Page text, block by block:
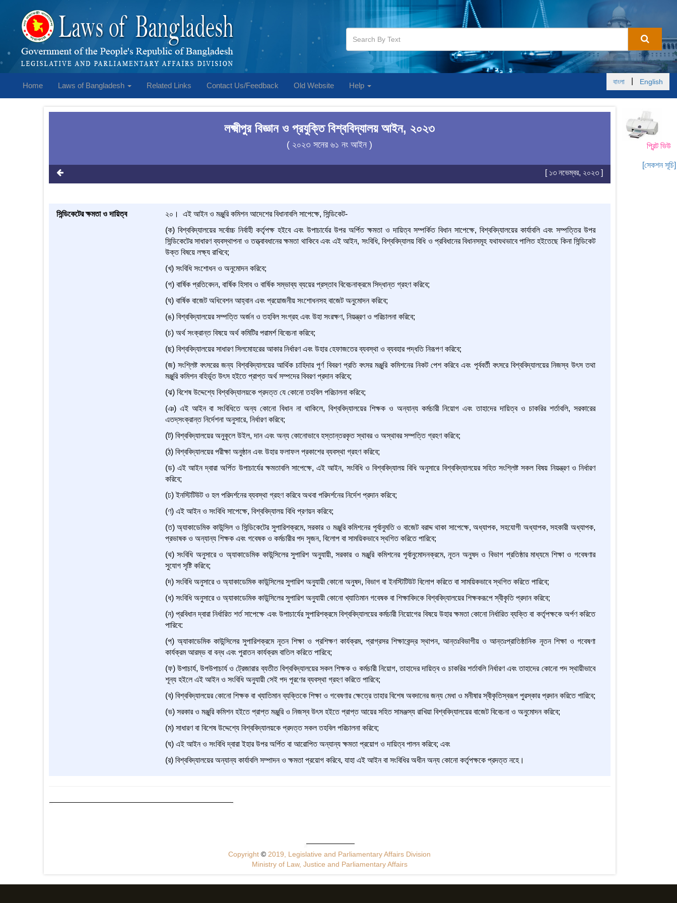
Home Laws of Bangladesh Related Links Contact Us/Feedback Old Website Help বাংলা English
প্রিন্ট ভিউ
[সেকশন সূচি]
লক্ষ্মীপুর বিজ্ঞান ও প্রযুক্তি বিশ্ববিদ্যালয় আইন, ২০২৩
( ২০২৩ সনের ৬১ নং আইন )
[ ১৩ নভেম্বর, ২০২৩ ]
সিন্ডিকেটের ক্ষমতা ও দায়িত্ব
২০। এই আইন ও মঞ্জুরি কমিশন আদেশের বিধানাবলি সাপেক্ষে, সিন্ডিকেট-
(ক) বিশ্ববিদ্যালয়ের সর্বোচ্চ নির্বাহী কর্তৃপক্ষ হইবে এবং উপাচার্যের উপর অর্পিত ক্ষমতা ও দায়িত্ব সম্পর্কিত বিধান সাপেক্ষে, বিশ্ববিদ্যালয়ের কার্যাবলি এবং সম্পত্তির উপর
সিন্ডিকেটের সাধারণ ব্যবস্থাপনা ও তত্ত্বাবধানের ক্ষমতা থাকিবে এবং এই আইন, সংবিধি, বিশ্ববিদ্যালয় বিধি ও প্রবিধানের বিধানসমূহ যথাযথভাবে পালিত হইতেছে কিনা সিন্ডিকেট
উক্ত বিষয়ে লক্ষ্য রাখিবে;
(খ) সংবিধি সংশোধন ও অনুমোদন করিবে;
(গ) বার্ষিক প্রতিবেদন, বার্ষিক হিসাব ও বার্ষিক সম্ভাব্য ব্যয়ের প্রস্তাব বিবেচনাক্রমে সিদ্ধান্ত গ্রহণ করিবে;
(ঘ) বার্ষিক বাজেট অধিবেশন আহ্বান এবং প্রয়োজনীয় সংশোধনসহ বাজেট অনুমোদন করিবে;
(ঙ) বিশ্ববিদ্যালয়ের সম্পত্তি অর্জন ও তহবিল সংগ্রহ এবং উহা সংরক্ষণ, নিয়ন্ত্রণ ও পরিচালনা করিবে;
(চ) অর্থ সংক্রান্ত বিষয়ে অর্থ কমিটির পরামর্শ বিবেচনা করিবে;
(ছ) বিশ্ববিদ্যালয়ের সাধারণ সিলমোহরের আকার নির্ধারণ এবং উহার হেফাজতের ব্যবস্থা ও ব্যবহার পদ্ধতি নিরূপণ করিবে;
(জ) সংশ্লিষ্ট বৎসরের জন্য বিশ্ববিদ্যালয়ের আর্থিক চাহিদার পূর্ণ বিবরণ প্রতি বৎসর মঞ্জুরি কমিশনের নিকট পেশ করিবে এবং পূর্ববর্তী বৎসরে বিশ্ববিদ্যালয়ের নিজস্ব উৎস তথা
মঞ্জুরি কমিশন বহির্ভূত উৎস হইতে প্রাপ্ত অর্থ সম্পদের বিবরণ প্রদান করিবে;
(ঝ) বিশেষ উদ্দেশ্যে বিশ্ববিদ্যালয়কে প্রদত্ত যে কোনো তহবিল পরিচালনা করিবে;
(ঞ) এই আইন বা সংবিধিতে অন্য কোনো বিধান না থাকিলে, বিশ্ববিদ্যালয়ের শিক্ষক ও অন্যান্য কর্মচারী নিয়োগ এবং তাহাদের দায়িত্ব ও চাকরির শর্তাবলি, সরকারের
এতদ্‌সংক্রান্ত নির্দেশনা অনুসারে, নির্ধারণ করিবে;
(ট) বিশ্ববিদ্যালয়ের অনুকূলে উইল, দান এবং অন্য কোনোভাবে হস্তান্তরকৃত স্থাবর ও অস্থাবর সম্পত্তি গ্রহণ করিবে;
(ঠ) বিশ্ববিদ্যালয়ের পরীক্ষা অনুষ্ঠান এবং উহার ফলাফল প্রকাশের ব্যবস্থা গ্রহণ করিবে;
(ড) এই আইন দ্বারা অর্পিত উপাচার্যের ক্ষমতাবলি সাপেক্ষে, এই আইন, সংবিধি ও বিশ্ববিদ্যালয় বিধি অনুসারে বিশ্ববিদ্যালয়ের সহিত সংশ্লিষ্ট সকল বিষয় নিয়ন্ত্রণ ও নির্ধারণ
করিবে;
(ঢ) ইনস্টিটিউট ও হল পরিদর্শনের ব্যবস্থা গ্রহণ করিবে অথবা পরিদর্শনের নির্দেশ প্রদান করিবে;
(ণ) এই আইন ও সংবিধি সাপেক্ষে, বিশ্ববিদ্যালয় বিধি প্রণয়ন করিবে;
(ত) অ্যাকাডেমিক কাউন্সিল ও সিন্ডিকেটের সুপারিশক্রমে, সরকার ও মঞ্জুরি কমিশনের পূর্বানুমতি ও বাজেট বরাদ্দ থাকা সাপেক্ষে, অধ্যাপক, সহযোগী অধ্যাপক, সহকারী অধ্যাপক,
প্রভাষক ও অন্যান্য শিক্ষক এবং গবেষক ও কর্মচারীর পদ সৃজন, বিলোপ বা সাময়িকভাবে স্থগিত করিতে পারিবে;
(থ) সংবিধি অনুসারে ও অ্যাকাডেমিক কাউন্সিলের সুপারিশ অনুযায়ী, সরকার ও মঞ্জুরি কমিশনের পূর্বানুমোদনক্রমে, নূতন অনুষদ ও বিভাগ প্রতিষ্ঠার মাধ্যমে শিক্ষা ও গবেষণার
সুযোগ সৃষ্টি করিবে;
(দ) সংবিধি অনুসারে ও অ্যাকাডেমিক কাউন্সিলের সুপারিশ অনুযায়ী কোনো অনুষদ, বিভাগ বা ইনস্টিটিউট বিলোপ করিতে বা সাময়িকভাবে স্থগিত করিতে পারিবে;
(ধ) সংবিধি অনুসারে ও অ্যাকাডেমিক কাউন্সিলের সুপারিশ অনুযায়ী কোনো খ্যাতিমান গবেষক বা শিক্ষাবিদকে বিশ্ববিদ্যালয়ের শিক্ষকরূপে স্বীকৃতি প্রদান করিবে;
(ন) প্রবিধান দ্বারা নির্ধারিত শর্ত সাপেক্ষে এবং উপাচার্যের সুপারিশক্রমে বিশ্ববিদ্যালয়ের কর্মচারী নিয়োগের বিষয়ে উহার ক্ষমতা কোনো নির্ধারিত ব্যক্তি বা কর্তৃপক্ষকে অর্পণ করিতে
পারিবে:
(প) অ্যাকাডেমিক কাউন্সিলের সুপারিশক্রমে নূতন শিক্ষা ও প্রশিক্ষণ কার্যক্রম, প্রাগ্রসর শিক্ষাকেন্দ্র স্থাপন, আন্তঃবিভাগীয় ও আন্তঃপ্রাতিষ্ঠানিক নূতন শিক্ষা ও গবেষণা
কার্যক্রম আরম্ভ বা বন্ধ এবং পুরাতন কার্যক্রম বাতিল করিতে পারিবে;
(ফ) উপাচার্য, উপউপাচার্য ও ট্রেজারার ব্যতীত বিশ্ববিদ্যালয়ের সকল শিক্ষক ও কর্মচারী নিয়োগ, তাহাদের দায়িত্ব ও চাকরির শর্তাবলি নির্ধারণ এবং তাহাদের কোনো পদ স্থায়ীভাবে
শূন্য হইলে এই আইন ও সংবিধি অনুযায়ী সেই পদ পূরণের ব্যবস্থা গ্রহণ করিতে পারিবে;
(ব) বিশ্ববিদ্যালয়ের কোনো শিক্ষক বা খ্যাতিমান ব্যক্তিকে শিক্ষা ও গবেষণার ক্ষেত্রে তাহার বিশেষ অবদানের জন্য মেধা ও মনীষার স্বীকৃতিস্বরূপ পুরস্কার প্রদান করিতে পারিবে;
(ভ) সরকার ও মঞ্জুরি কমিশন হইতে প্রাপ্ত মঞ্জুরি ও নিজস্ব উৎস হইতে প্রাপ্ত আয়ের সহিত সামঞ্জস্য রাখিয়া বিশ্ববিদ্যালয়ের বাজেট বিবেচনা ও অনুমোদন করিবে;
(ম) সাধারণ বা বিশেষ উদ্দেশ্যে বিশ্ববিদ্যালয়কে প্রদত্ত সকল তহবিল পরিচালনা করিবে;
(ঘ) এই আইন ও সংবিধি দ্বারা ইহার উপর অর্পিত বা আরোপিত অন্যান্য ক্ষমতা প্রয়োগ ও দায়িত্ব পালন করিবে; এবং
(র) বিশ্ববিদ্যালয়ের অন্যান্য কার্যাবলি সম্পাদন ও ক্ষমতা প্রয়োগ করিবে, যাহা এই আইন বা সংবিধির অধীন অন্য কোনো কর্তৃপক্ষকে প্রদত্ত নহে।
Copyright© 2019, Legislative and Parliamentary Affairs Division
Ministry of Law, Justice and Parliamentary Affairs